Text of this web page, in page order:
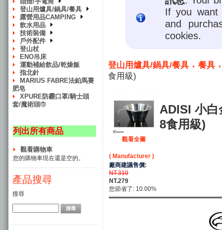
登山用爐具/鍋具/餐具
露營用品CAMPING
飲水用品
技術裝備
戶外配件
登山杖
ENO吊床
運動補給飲品/乾燥飯
指北針
MARIUS FABRE法鉑馬賽
肥皂
XPURE防霾口罩/騎士頭
套/魔術頭巾
列出所有商品
觀看購物車
您的購物車現在還是空的。
產品搜尋
搜尋
If you want
and
cookies.
登山用爐具/鍋具/餐具
餐具
食用級)
觀看全圖
ADISI 小白
8食用級)
( Manufacturer )
廠商建議售價:
NT.310
NT.279
您節省了: 10.00%